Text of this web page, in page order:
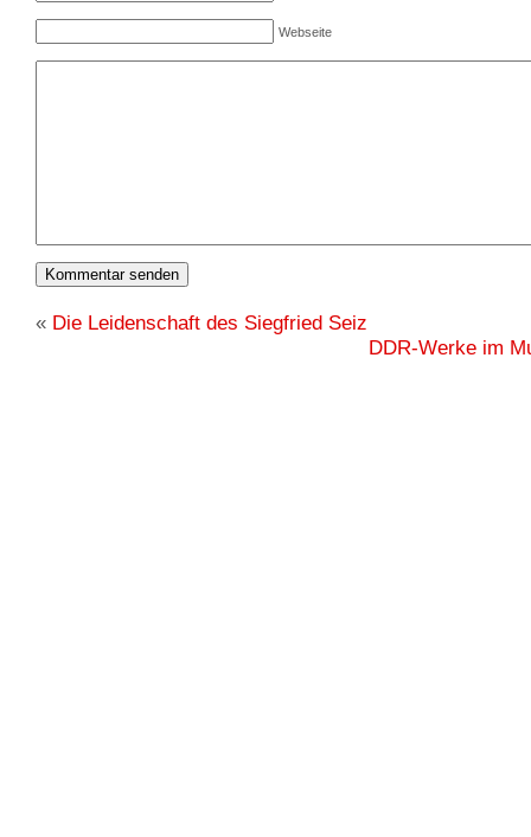
Webseite
« Die Leidenschaft des Siegfried Seiz
DDR-Werke im